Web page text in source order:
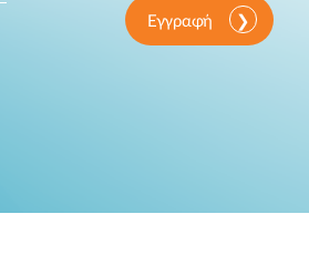
Εγγραφή